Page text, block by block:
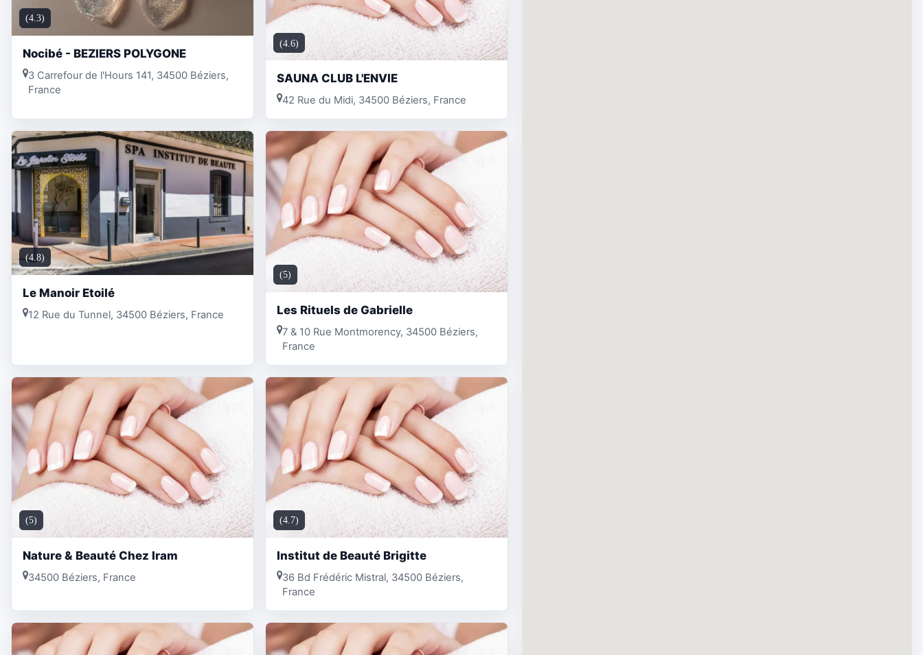
(4.3)
Nocibé - BEZIERS POLYGONE
3 Carrefour de l'Hours 141, 34500 Béziers,
France
(4.6)
SAUNA CLUB L'ENVIE
42 Rue du Midi, 34500 Béziers, France
(4.8)
Le Manoir Etoilé
12 Rue du Tunnel, 34500 Béziers, France
(5)
Les Rituels de Gabrielle
7 & 10 Rue Montmorency, 34500 Béziers,
France
(5)
Nature & Beauté Chez Iram
34500 Béziers, France
(4.7)
Institut de Beauté Brigitte
36 Bd Frédéric Mistral, 34500 Béziers,
France